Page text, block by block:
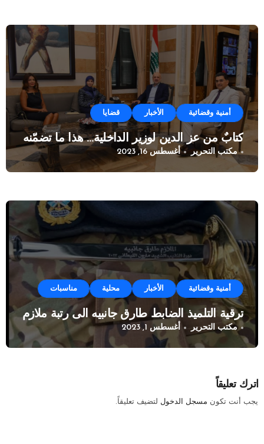
أمنية وقضائية الأخبار قضايا
كتابٌ من عز الدين لوزير الداخلية… هذا ما تضمّنه
مكتب التحرير أغسطس 16, 2023
أمنية وقضائية الأخبار محلية مناسبات
ترقية التلميذ الضابط طارق جانبيه الى رتبة ملازم
مكتب التحرير أغسطس 1, 2023
اترك تعليقاً
يجب أنت تكون مسجل الدخول لتضيف تعليقاً.